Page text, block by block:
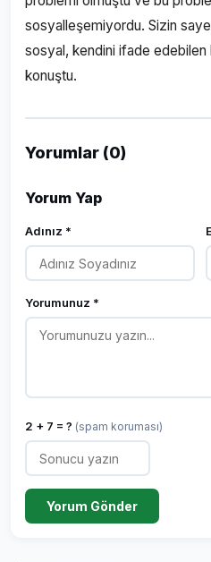
sosyalleşemiyordu. Sizin
sosyal, kendini ifade
konuştu.
Yorumlar (0)
Yorum Yap
Adınız *
Yorumunuz *
2 + 7 = ? (spam koruması)
Yorum Gönder